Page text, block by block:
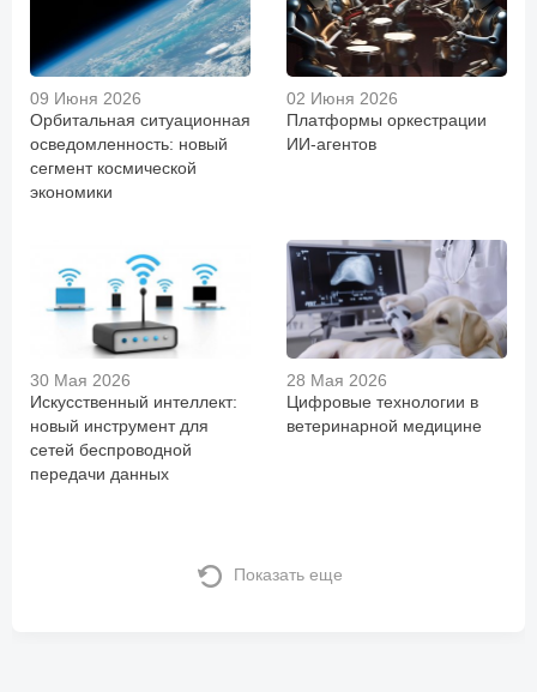
09 Июня 2026
Орбитальная ситуационная
осведомленность: новый
сегмент космической
экономики
02 Июня 2026
Платформы оркестрации
ИИ-агентов
30 Мая 2026
Искусственный интеллект:
новый инструмент для
сетей беспроводной
передачи данных
28 Мая 2026
Цифровые технологии в
ветеринарной медицине
Показать еще